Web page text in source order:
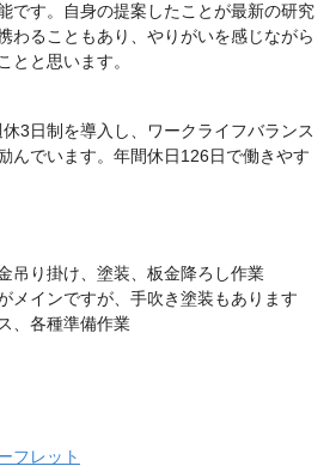
です。自身の提案したことが最新の研究
わることもあり、やりがいを感じながら
とと思います。
3日制を導入し、ワークライフバランス
んでいます。年間休日126日で働きやす
吊り掛け、塗装、板金降ろし作業
メインですが、手吹き塗装もあります
、各種準備作業
フレット